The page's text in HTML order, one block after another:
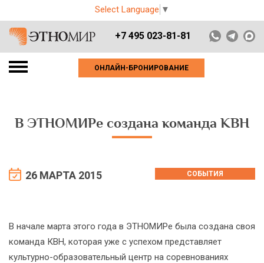
Select Language ▼
+7 495 023-81-81
ОНЛАЙН-БРОНИРОВАНИЕ
В ЭТНОМИРе создана команда КВН
26 МАРТА 2015 СОБЫТИЯ
В начале марта этого года в ЭТНОМИРе была создана своя
команда КВН, которая уже с успехом представляет
культурно-образовательный центр на соревнованиях